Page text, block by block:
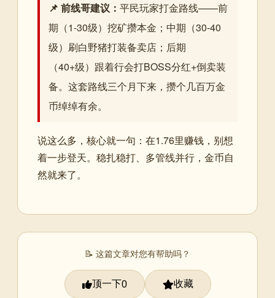
📌 前线哥建议： 平民玩家打金路线——前
期（1-30级）挖矿攒本金；中期（30-40
级）刷白野猪打装备卖店；后期
（40+级）跟着行会打BOSS分红+倒卖装
备。这套路线三个月下来，攒个几百万金
币绰绰有余。
说这么多，核心就一句：在1.76里赚钱，别想
着一步登天。稳扎稳打、多管线并行，金币自
然就来了。
📝 这篇文章对您有帮助吗？
顶一下0 收藏